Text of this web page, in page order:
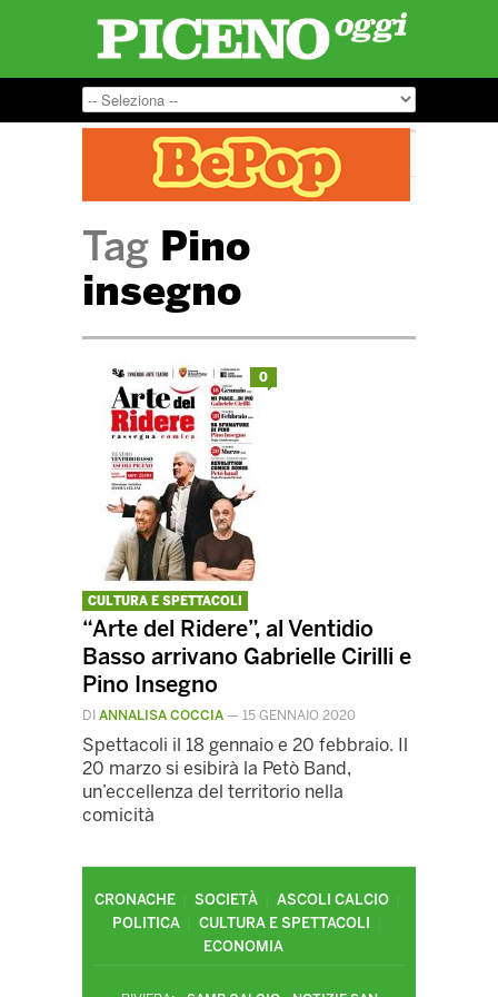
Tag Pino
insegno
0
CULTURA E SPETTACOLI
“Arte del Ridere”, al Ventidio
Basso arrivano Gabrielle Cirilli e
Pino Insegno
DI ANNALISA COCCIA — 15 GENNAIO 2020
Spettacoli il 18 gennaio e 20 febbraio. Il
20 marzo si esibirà la Petò Band,
un’eccellenza del territorio nella
comicità
CRONACHE SOCIETÀ
ASCOLI CALCIO
POLITICA
CULTURA E SPETTACOLI
ECONOMIA